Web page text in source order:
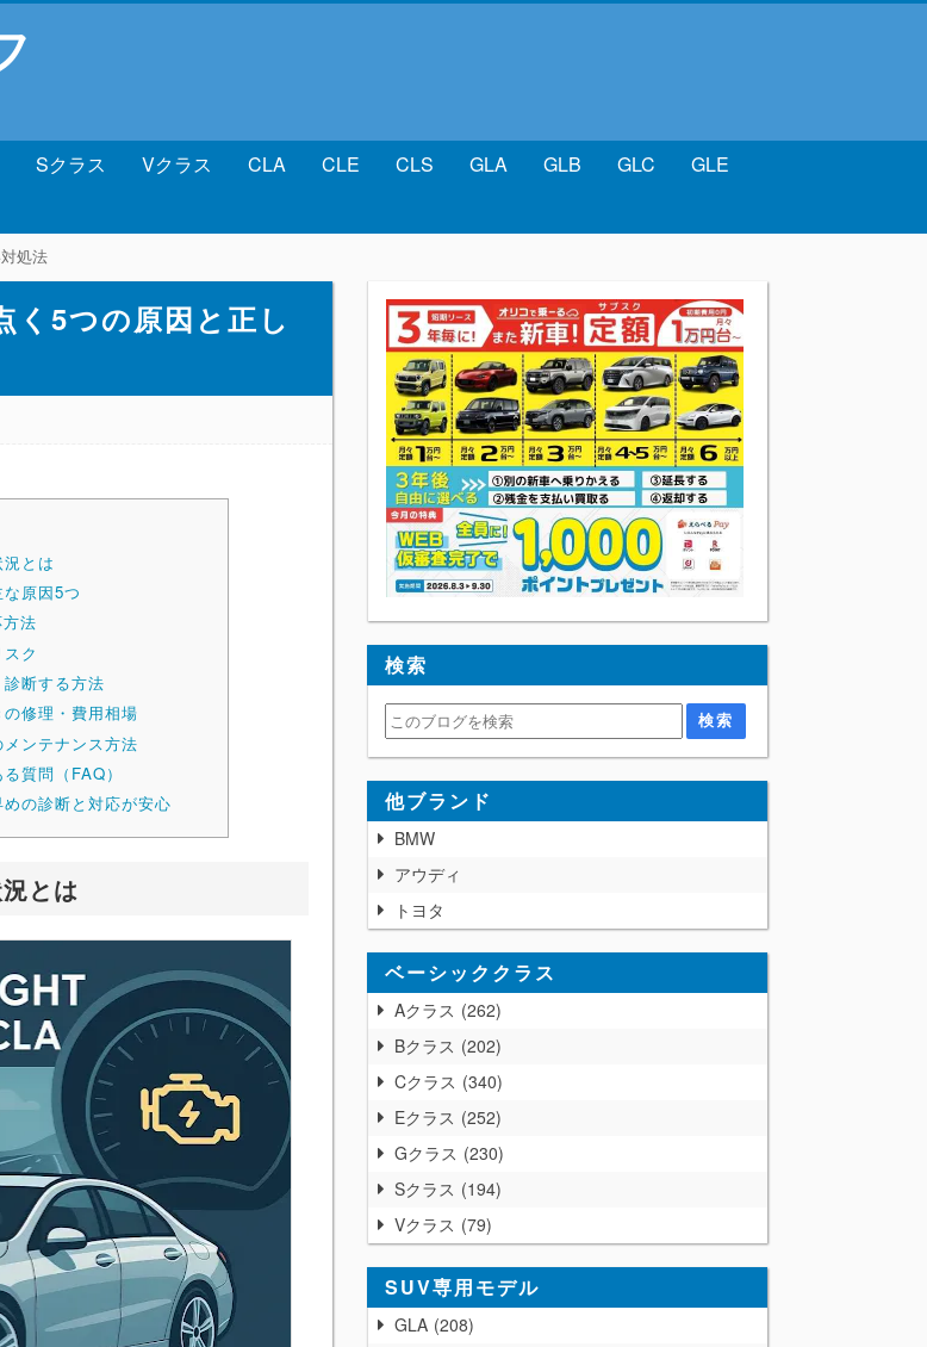
Sクラス Vクラス CLA CLE CLS GLA GLB GLC
GLE
処法
く5つの原因と正し
とは
原因5つ
法
ク
断する方法
修理・費用相場
ンテナンス方法
質問（FAQ）
の診断と対応が安心
とは
検索
他ブランド
BMW
アウディ
トヨタ
ベーシッククラス
Aクラス 262
Bクラス 202
Cクラス 340
Eクラス 252
Gクラス 230
Sクラス
194
Vクラス 79
SUV専用モデル
GLA 208